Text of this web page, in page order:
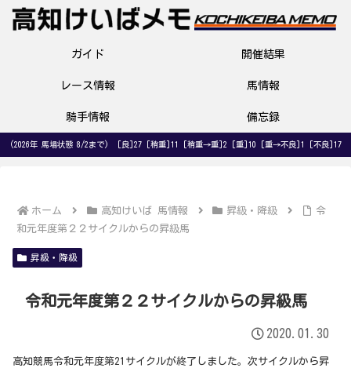
ガイド 開催結果
レース情報 馬情報
騎手情報 備忘録
(2026年 馬場状態 8/2まで) [良]27 [稍重]11 [稍重→重]2 [重]10 [重→不良]1 [不良]17
ホーム 高知けいば 馬情報 昇級・降級
令
和元年度第２２サイクルからの昇級馬
昇級・降級
令和元年度第２２サイクルからの昇級馬
2020.01.30
高知競馬令和元年度第21サイクルが終了しました。次サイクルから昇